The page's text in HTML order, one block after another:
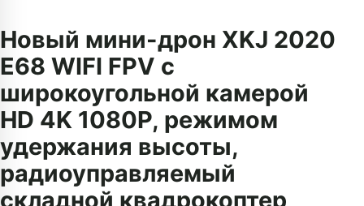
Новый мини-дрон XKJ 2020
E68 WIFI FPV с
широкоугольной камерой
HD 4K 1080P, режимом
удержания высоты,
радиоуправляемый
складной квадрокоптер,